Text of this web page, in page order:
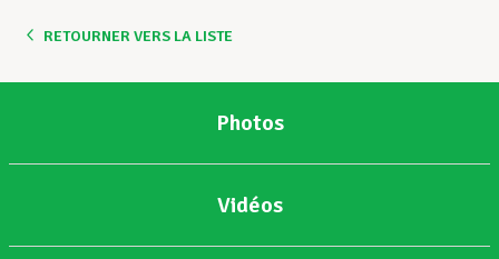
RETOURNER VERS LA LISTE
Photos
Vidéos